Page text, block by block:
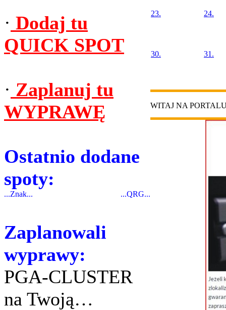
· Dodaj tu
QUICK SPOT
· Zaplanuj tu
WYPRAWĘ
Ostatnio dodane
spoty:
...Znak... ...QRG...
Zaplanowali
wyprawy:
PGA-CLUSTER
na Twoją…
23. 24.
30. 31.
WITAJ NA